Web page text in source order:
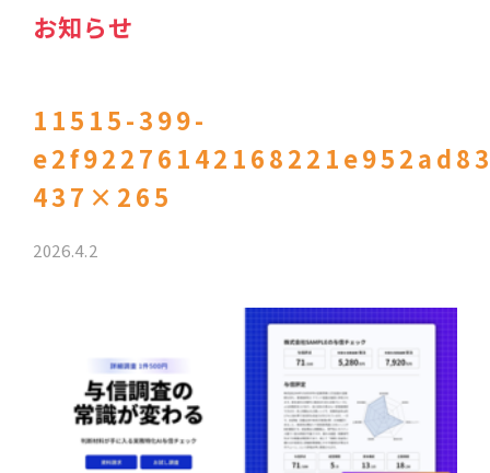
お知らせ
11515-399-
437×265
2026.4.2